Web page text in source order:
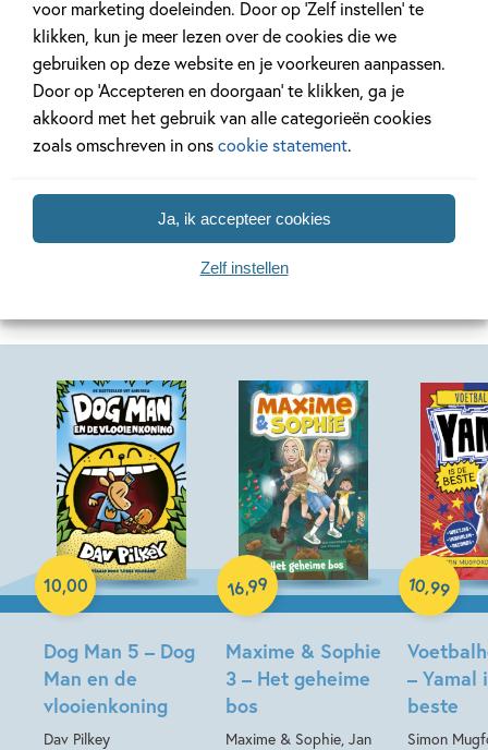
voor marketing doeleinden. Door op ‘Zelf instellen’ te
klikken, kun je meer lezen over de cookies die we
gebruiken op deze website en je voorkeuren aanpassen.
Door op ‘Accepteren en doorgaan’ te klikken, ga je
akkoord met het gebruik van alle categorieën cookies
zoals omschreven in onscookie statement.
Ja, ik accepteer cookies
Zelf instellen
Lees meer
Bekijk alle artikelen
Dog Man 5 – Dog
Man en de
vlooienkoning
Dav Pilkey
10,00
Paperback
Maxime & Sophie
3 – Het geheime
bos
Maxime & Sophie, Jan
16,99
Hardcover
– Yamal
beste
Simon
10,99
Hardcover